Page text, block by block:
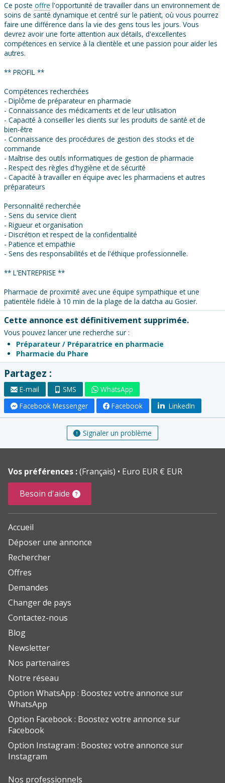
Ce poste offre l'opportunité de travailler dans un environnement de
soins de santé dynamique et centré sur le patient, où vous pourrez
faire une différence dans la vie des gens tous les jours. Vous
devrez avoir une forte attention aux détails, d'excellentes
compétences en service à la clientèle et une passion pour aider les
autres.
** PROFIL **
Compétences recherchées
- Diplôme de préparateur en pharmacie
- Connaissance des médicaments et de leur utilisation
- Capacité à conseiller les clients sur les produits de santé et de
bien-être
- Connaissance des procédures de gestion des stocks et de
commande
- Maîtrise des outils informatiques de gestion de pharmacie
- Respect des règles d'hygiène et de sécurité
- Capacité à travailler en équipe avec les pharmaciens et autres
préparateurs
Personnalité recherchée
- Sens du service client
- Rigueur et organisation
- Discrétion et respect de la confidentialité
- Patience et empathie
- Sens des responsabilités et de l'éthique professionnelle.
** L'ENTREPRISE **
Pharmacie de proximité avec une équipe sympathique et une
patientèle fidèle à 10 min de la plage de la datcha au Gosier.
Cette annonce est définitivement supprimée.
Vous pouvez lancer une recherche sur :
Préparateur / Préparatrice en pharmacie
Pharmacie du Phare
Partagez :
E-mail SMS
WhatsApp
Facebook Messenger
Facebook LinkedIn
Signaler un problème
Vos préférences :(Français)
Euro EUR € EUR
Besoin d'aide
Accueil
Déposer une annonce
Rechercher
Offres
Demandes
Changer de pays
Contactez-nous
Blog
Newsletter
Nos partenaires
Notre réseau
Option WhatsApp : Boostez votre annonce sur
WhatsApp
Option Facebook : Boostez votre annonce sur
Facebook
Option Instagram : Boostez votre annonce sur
Instagram
Nos professionnels